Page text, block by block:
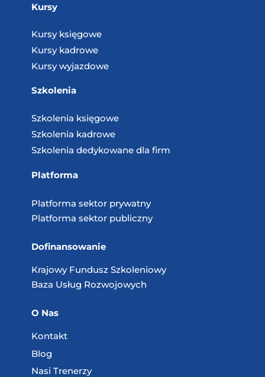
Kursy
Kursy księgowe
Kursy kadrowe
Kursy wyjazdowe
Szkolenia
Szkolenia księgowe
Szkolenia kadrowe
Szkolenia dedykowane dla firm
Platforma
Platforma sektor prywatny
Platforma sektor publiczny
Dofinansowanie
Krajowy Fundusz Szkoleniowy
Baza Usług Rozwojowych
O Nas
Kontakt
Blog
Nasi Trenerzy